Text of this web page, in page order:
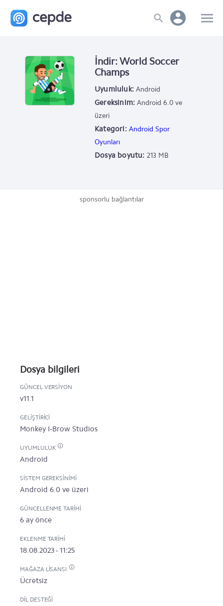
İndir: World Soccer
Champs
Uyumluluk: Android
Gereksinim: Android 6.0 ve
üzeri
Kategori: Android Spor
Oyunları
Dosya boyutu: 213 MB
sponsorlu bağlantılar
Dosya bilgileri
GÜNCEL VERSIYON
v11.1
GELIŞTIRICI
Monkey I-Brow Studios
UYUMLULUK
Android
SISTEM GEREKSINIMI
Android 6.0 ve üzeri
GÜNCELLENME TARIHI
6 ay önce
EKLENME TARIHI
18.08.2023 - 11:25
MAĞAZA LISANSI
Ücretsiz
DIL DESTEĞI